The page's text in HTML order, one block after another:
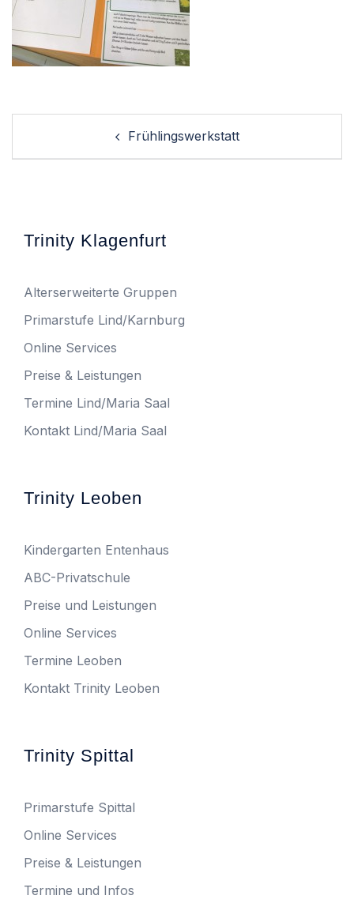
Frühlingswerkstatt
Trinity Klagenfurt
Alterserweiterte Gruppen
Primarstufe Lind/Karnburg
Online Services
Preise & Leistungen
Termine Lind/Maria Saal
Kontakt Lind/Maria Saal
Trinity Leoben
Kindergarten Entenhaus
ABC-Privatschule
Preise und Leistungen
Online Services
Termine Leoben
Kontakt Trinity Leoben
Trinity Spittal
Primarstufe Spittal
Online Services
Preise & Leistungen
Termine und Infos